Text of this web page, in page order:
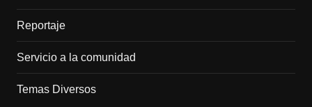
Reportaje
Servicio a la comunidad
Temas Diversos